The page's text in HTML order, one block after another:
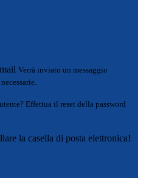
Verrà inviato un messaggio
Effettua il reset della password
la casella di posta elettronica!